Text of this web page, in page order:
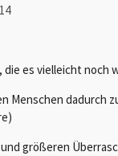
es vielleicht noch
Menschen dadurch
größeren